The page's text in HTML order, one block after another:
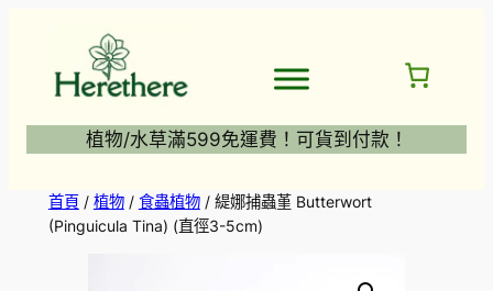
植物/水草滿599免運費！可貨到付款！
首頁/ 植物/ 食蟲植物/ 緹娜捕蟲堇 Butterwort
(Pinguicula Tina) (直徑3-5cm)